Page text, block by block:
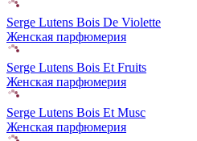
Serge Lutens Bois De Violette
Женская парфюмерия
Serge Lutens Bois Et Fruits
Женская парфюмерия
Serge Lutens Bois Et Musc
Женская парфюмерия